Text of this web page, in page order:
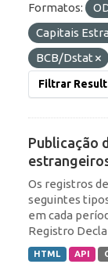
Formatos:
Capitais
BCB/Dstat
Filtrar
Publicação
Os registros
seguintes
em cada
Registro
HTML API